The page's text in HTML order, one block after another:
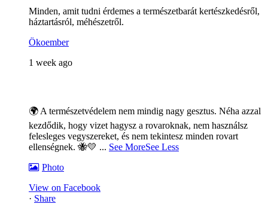
Minden, amit tudni érdemes a természetbarát kertészkedésről,
háztartásról, méhészetről.
Ökoember
1 week ago
🌍 A természetvédelem nem mindig nagy gesztus. Néha azzal
kezdődik, hogy vizet hagysz a rovaroknak, nem használsz
felesleges vegyszereket, és nem tekintesz minden rovart
ellenségnek. 🐝💛 ... See MoreSee Less
Photo
View on Facebook
· Share